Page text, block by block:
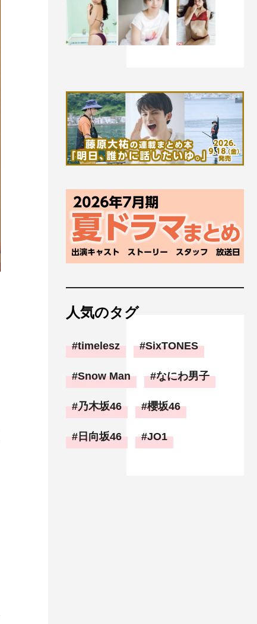
人気のタグ
timelesz SixTONES
Snow Man なにわ男子
乃木坂46 櫻坂46
日向坂46 JO1